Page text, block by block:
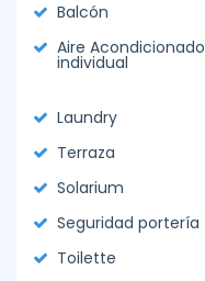
Balcón
Aire Acondicionado
individual
Laundry
Terraza
Solarium
Seguridad portería
Toilette